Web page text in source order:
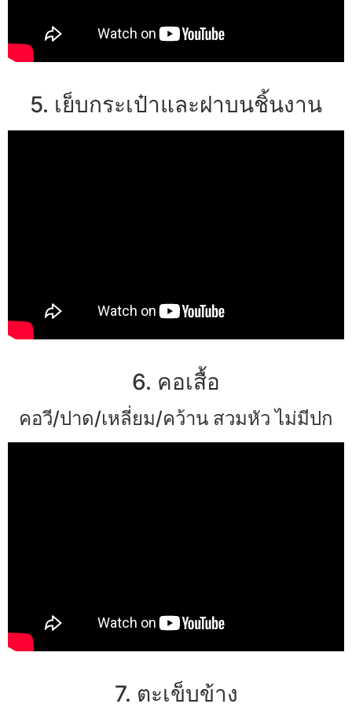
5. เย็บกระเป๋าและฝาบนชิ้นงาน
6. คอเสื้อ
คอวี/ปาด/เหลี่ยม/คว้าน สวมหัว ไม่มีปก
7. ตะเข็บข้าง